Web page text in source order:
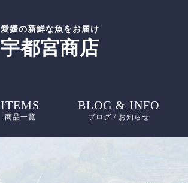
愛媛の新鮮な魚をお届け
宇都宮商店
ITEMS
商品一覧
BLOG & INFO
ブログ / お知らせ